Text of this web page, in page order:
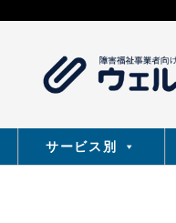
サービス別